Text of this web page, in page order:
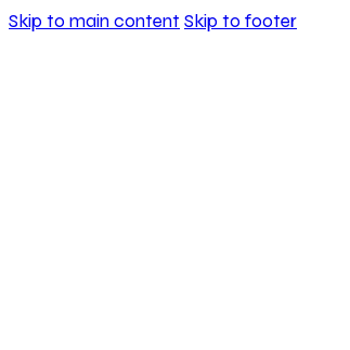
Skip to main content Skip to footer